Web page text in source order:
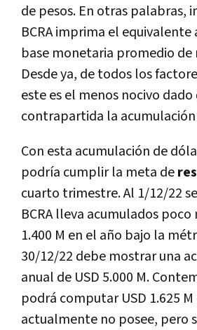
de pesos. En otras palabras,
BCRA imprima el equivalente
base monetaria promedio de
Desde ya, de todos los
este es el menos nocivo
contrapartida la acumulación
Con esta acumulación de
podría cumplir la meta de
cuarto trimestre. Al 1/12/22
BCRA lleva acumulados poco
1.400 M en el año bajo la
30/12/22 debe mostrar una
anual de USD 5.000 M.
podrá computar USD 1.625 M
actualmente no posee, pero